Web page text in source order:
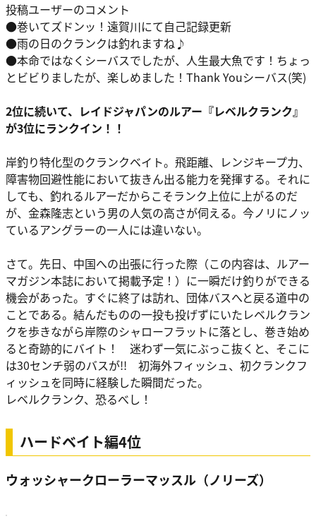
投稿ユーザーのコメント
●巻いてズドンッ！遠賀川にて自己記録更新
●雨の日のクランクは釣れますね♪
●本命ではなくシーバスでしたが、人生最大魚です！ちょっ
とビビりましたが、楽しめました！Thank Youシーバス(笑)
2位に続いて、レイドジャパンのルアー『レベルクランク』
が3位にランクイン！！
岸釣り特化型のクランクベイト。飛距離、レンジキープ力、
障害物回避性能において抜きん出る能力を発揮する。それに
しても、釣れるルアーだからこそランク上位に上がるのだ
が、金森隆志という男の人気の高さが伺える。今ノリにノッ
ているアングラーの一人には違いない。
さて。先日、中国への出張に行った際（この内容は、ルアー
マガジン本誌において掲載予定！）に一瞬だけ釣りができる
機会があった。すぐに終了は訪れ、団体バスへと戻る道中の
ことである。結んだものの一投も投げずにいたレベルクラン
クを歩きながら岸際のシャローフラットに落とし、巻き始め
ると奇跡的にバイト！ 迷わず一気にぶっこ抜くと、そこに
は30センチ弱のバスが!! 初海外フィッシュ、初クランクフ
ィッシュを同時に経験した瞬間だった。
レベルクランク、恐るべし！
ハードベイト編4位
ウォッシャークローラーマッスル（ノリーズ）